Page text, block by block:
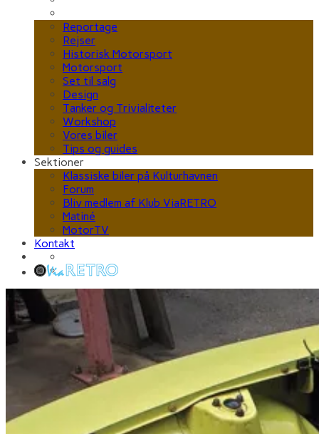
Reportage
Rejser
Historisk Motorsport
Motorsport
Set til salg
Design
Tanker og Trivialiteter
Workshop
Vores biler
Tips og guides
Sektioner
Klassiske biler på Kulturhavnen
Forum
Bliv medlem af Klub ViaRETRO
Matiné
MotorTV
Kontakt